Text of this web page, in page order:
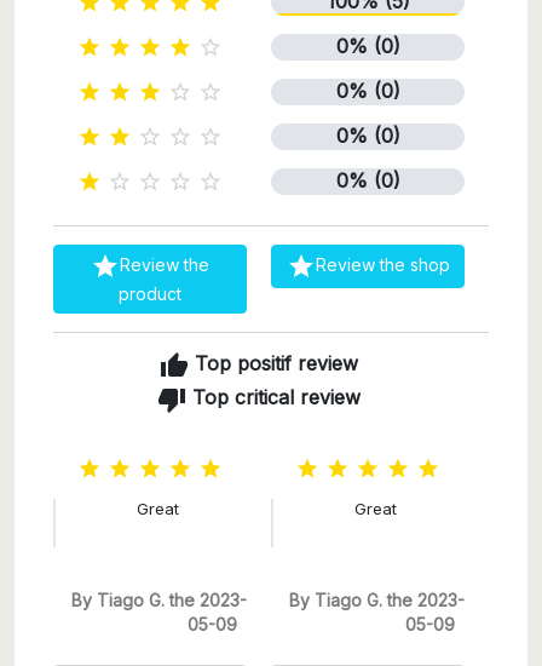
    
0% (0)
    
0% (0)
    
0% (0)
     0% (0)
Review the
product
Review the shop
thumb_up Top positif review
thumb_down Top critical review
         
Great Great
By Tiago G. the 2023-
05-09
By Tiago G. the 2023-
05-09